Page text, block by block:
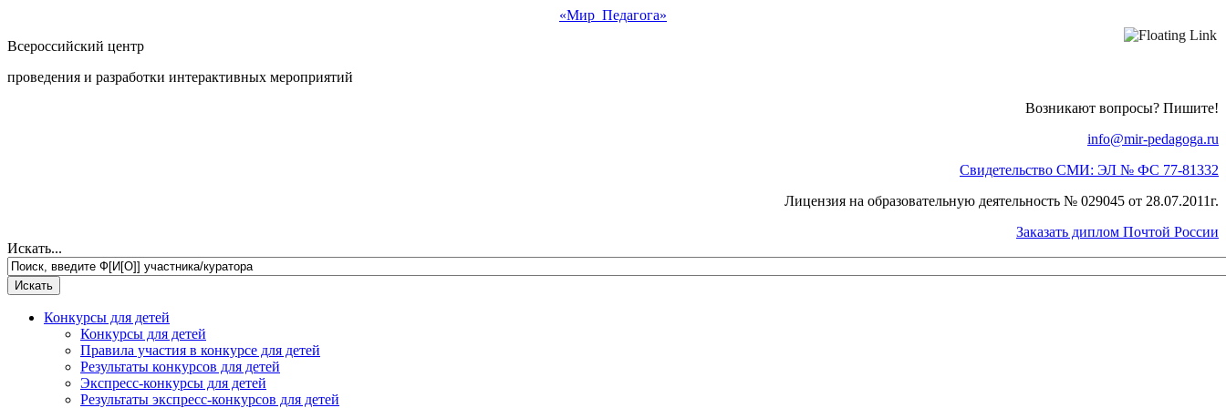
«Мир Педагога»
Всероссийский центр
проведения и разработки интерактивных мероприятий
Возникают вопросы? Пишите!
info@mir-pedagoga.ru
Свидетельство СМИ: ЭЛ № ФС 77-81332
Лицензия на образовательную деятельность № 029045 от 28.07.2011г.
Заказать диплом Почтой России
Искать...
Конкурсы для детей
Конкурсы для детей
Правила участия в конкурсе для детей
Результаты конкурсов для детей
Экспресс-конкурсы для детей
Результаты экспресс-конкурсов для детей